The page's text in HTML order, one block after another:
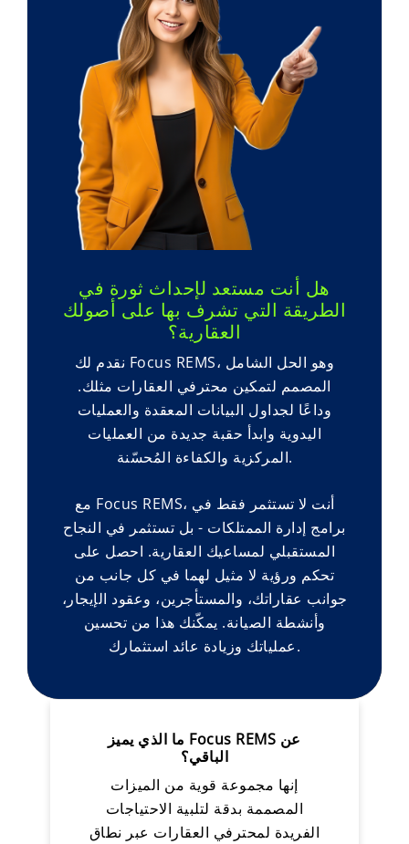
هل أنت مستعد لإحداث ثورة في
الطريقة التي تشرف بها على أصولك
العقارية؟
نقدم لك Focus REMS، وهو الحل الشامل
المصمم لتمكين محترفي العقارات مثلك.
وداعًا لجداول البيانات المعقدة والعمليات
اليدوية وابدأ حقبة جديدة من العمليات
المركزية والكفاءة المُحسّنة.
مع Focus REMS، أنت لا تستثمر فقط في
برامج إدارة الممتلكات - بل تستثمر في النجاح
المستقبلي لمساعيك العقارية. احصل على
تحكم ورؤية لا مثيل لهما في كل جانب من
جوانب عقاراتك، والمستأجرين، وعقود الإيجار،
وأنشطة الصيانة. يمكّنك هذا من تحسين
عملياتك وزيادة عائد استثمارك.
ما الذي يميز Focus REMS عن
الباقي؟
إنها مجموعة قوية من الميزات
المصممة بدقة لتلبية الاحتياجات
الفريدة لمحترفي العقارات عبر نطاق